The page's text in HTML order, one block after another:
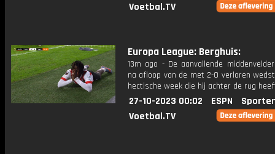
Voetbal.TV
Europa League: Berghuis:
13m ago - De aanvallende
na afloop van de met 2-0 verloren
hectische week die hij achter de rug
27-10-2023 00:02 ESPN
Voetbal.TV